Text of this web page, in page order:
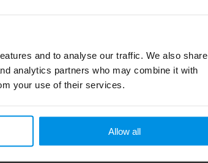
and to analyse our traffic. We also share
analytics partners who may combine it with
your use of their services.
Allow all